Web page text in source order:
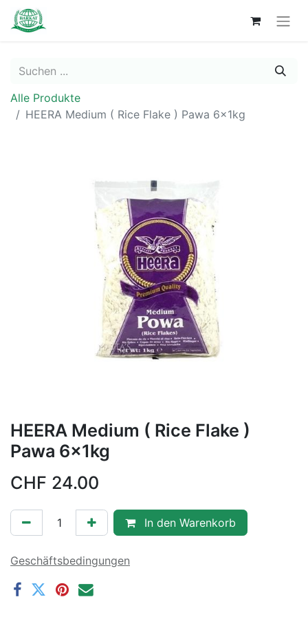
Alle Produkte
HEERA Medium ( Rice Flake ) Pawa 6x1kg
HEERA Medium ( Rice Flake )
Pawa 6x1kg
CHF 24.00
In den Warenkorb
Geschäftsbedingungen